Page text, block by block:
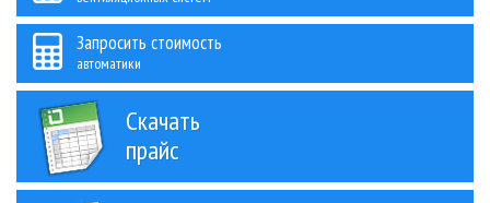
Запросить стоимость
автоматики
Скачать
прайс